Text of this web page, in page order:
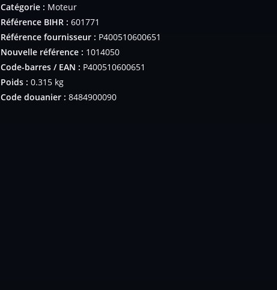
Catégorie : Moteur
Référence BIHR : 601771
Référence fournisseur : P400510600651
Nouvelle référence : 1014050
Code-barres / EAN : P400510600651
Poids : 0.315 kg
Code douanier : 8484900090